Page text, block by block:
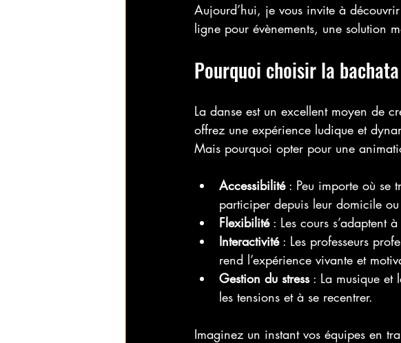
Aujourd’hui, je vous invite à
ligne pour évènements, une solution
Pourquoi choisir la
La danse est un excellent moyen de
offrez une expérience ludique et
Mais pourquoi opter pour une
Accessibilité : Peu importe où se
participer depuis leur domicile
Flexibilité : Les cours s’adaptent
Interactivité : Les professeurs
rend l’expérience vivante et
Gestion du stress : La musique et
les tensions et à se recentrer.
Imaginez un instant vos équipes en